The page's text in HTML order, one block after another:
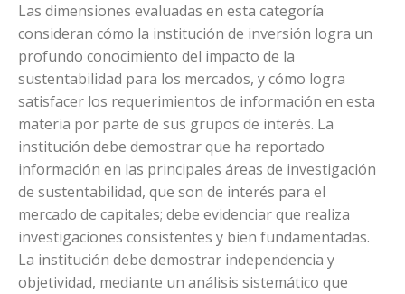
Las dimensiones evaluadas en esta categoría
consideran cómo la institución de inversión logra un
profundo conocimiento del impacto de la
sustentabilidad para los mercados, y cómo logra
satisfacer los requerimientos de información en esta
materia por parte de sus grupos de interés. La
institución debe demostrar que ha reportado
información en las principales áreas de investigación
de sustentabilidad, que son de interés para el
mercado de capitales; debe evidenciar que realiza
investigaciones consistentes y bien fundamentadas.
La institución debe demostrar independencia y
objetividad, mediante un análisis sistemático que